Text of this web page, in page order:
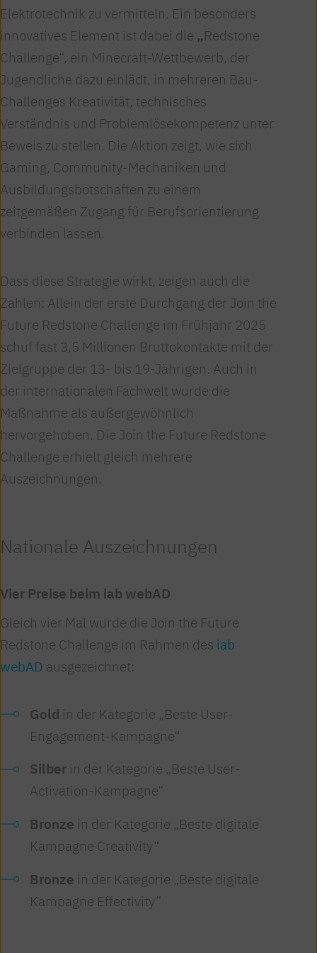
Elektrotechnik zu vermitteln. Ein besonders
innovatives Element ist dabei die „Redstone
Challenge“, ein Minecraft‑Wettbewerb, der
Jugendliche dazu einlädt, in mehreren Bau-
Challenges Kreativität, technisches
Verständnis und Problemlösekompetenz unter
Beweis zu stellen. Die Aktion zeigt, wie sich
Gaming, Community-Mechaniken und
Ausbildungsbotschaften zu einem
zeitgemäßen Zugang für Berufsorientierung
verbinden lassen.
Dass diese Strategie wirkt, zeigen auch die
Zahlen: Allein der erste Durchgang der Join the
Future Redstone Challenge im Frühjahr 2025
schuf fast 3,5 Millionen Bruttokontakte mit der
Zielgruppe der 13- bis 19-Jährigen. Auch in
der internationalen Fachwelt wurde die
Maßnahme als außergewöhnlich
hervorgehoben. Die Join the Future Redstone
Challenge erhielt gleich mehrere
Auszeichnungen.
Nationale Auszeichnungen
Vier Preise beim iab webAD
Gleich vier Mal wurde die Join the Future
Redstone Challenge im Rahmen des iab
webAD ausgezeichnet:
Gold in der Kategorie „Beste User-
Engagement-Kampagne“
Silberin der Kategorie „Beste User-
Activation-Kampagne“
Bronze in der Kategorie „Beste digitale
Kampagne Creativity“
Bronze in der Kategorie „Beste digitale
Kampagne Effectivity”